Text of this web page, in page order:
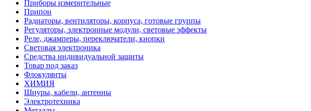
Приборы измерительные
Припои
Радиаторы, вентиляторы, корпуса, готовые группы
Регуляторы, электронные модули, световые эффекты
Реле, джамперы, переключатели, кнопки
Световая электроника
Средства индивидуальной защиты
Товар под заказ
Флокулянты
ХИМИЯ
Шнуры, кабели, антенны
Электротехника